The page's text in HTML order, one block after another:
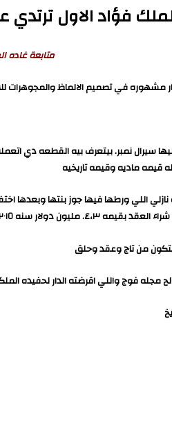
فؤاد الاول
متابعة غاده
في تصميم الالماظ والمجوهرات
عليها سيرال نمبر. بيتعرف بيه
ماديه وقيمه تاريخيه
كليف لتصميم المجوهرات في دبي
من تاج وعقد وحلق
فوج واللي اقرضته الدار لحفيده